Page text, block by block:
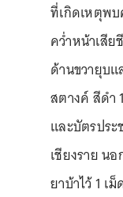
ที่เกิดเหตุพ
คว่ำหน้าเสี
ด้านขวายุบ
สตางค์ สีดำ
และบัตรประ
เชียงราย น
ยาบ้าไว้ 1